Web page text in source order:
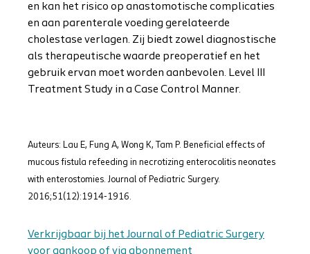
en kan het risico op anastomotische complicaties
en aan parenterale voeding gerelateerde
cholestase verlagen. Zij biedt zowel diagnostische
als therapeutische waarde preoperatief en het
gebruik ervan moet worden aanbevolen. Level III
Treatment Study in a Case Control Manner.
Auteurs: Lau E, Fung A, Wong K, Tam P. Beneficial effects of
mucous fistula refeeding in necrotizing enterocolitis neonates
with enterostomies. Journal of Pediatric Surgery.
2016;51(12):1914-1916.
Verkrijgbaar bij het Journal of Pediatric Surgery
voor aankoop of via abonnement